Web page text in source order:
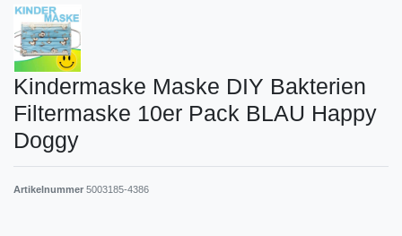
Kindermaske Maske DIY Bakterien
Filtermaske 10er Pack BLAU Happy
Doggy
Artikelnummer 5003185-4386